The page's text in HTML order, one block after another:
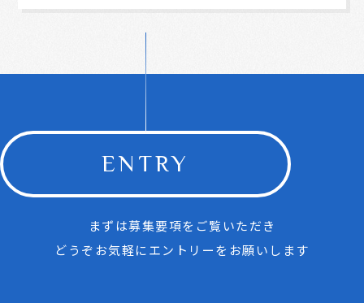
ENTRY
まずは募集要項をご覧いただき
どうぞお気軽にエントリーをお願いします